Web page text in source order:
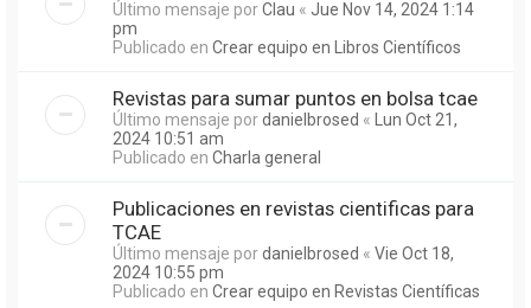
Último mensaje porClau « Jue Nov 14, 2024 1:14
pm
Publicado en Crear equipo en Libros Científicos
Revistas para sumar puntos en bolsa tcae
Último mensaje pordanielbrosed « Lun Oct 21,
2024 10:51 am
Publicado en Charla general
Publicaciones en revistas cientificas para
TCAE
Último mensaje pordanielbrosed « Vie Oct 18,
2024 10:55 pm
Publicado en Crear equipo en Revistas Científicas